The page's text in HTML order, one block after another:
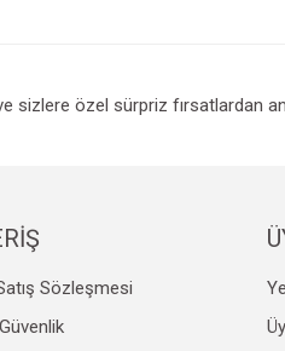
Gönder
sizlere özel sürpriz fırsatlardan
Sözleşmesi